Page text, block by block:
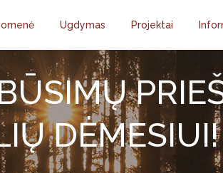
Ugdymas Projektai
DĖMESIUI!